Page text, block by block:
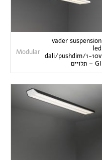
vader suspension
led
dali/pushdim/1-10v
GI – תלויים
Modular